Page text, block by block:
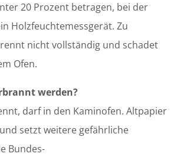
20 Prozent betragen, bei der
Holzfeuchtemessgerät. Zu
nicht vollständig und schadet
Ofen.
werden?
darf in den Kaminofen. Altpapier
setzt weitere gefährliche
Bundes-